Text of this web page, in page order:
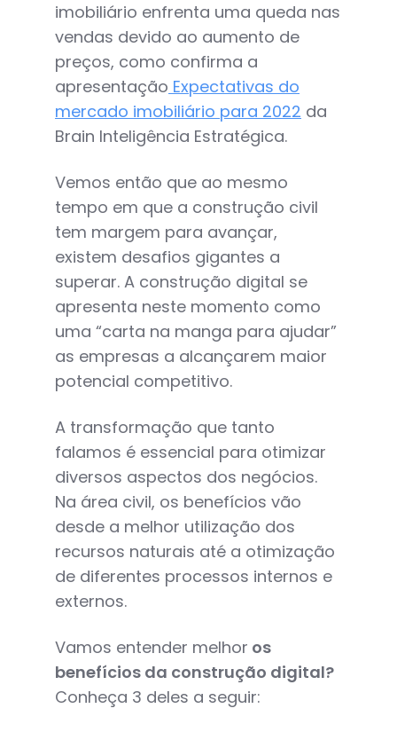
imobiliário enfrenta uma queda nas
vendas devido ao aumento de
preços, como confirma a
apresentação Expectativas do
mercado imobiliário para 2022 da
Brain Inteligência Estratégica.
Vemos então que ao mesmo
tempo em que a construção civil
tem margem para avançar,
existem desafios gigantes a
superar. A construção digital se
apresenta neste momento como
uma “carta na manga para ajudar”
as empresas a alcançarem maior
potencial competitivo.
A transformação que tanto
falamos é essencial para otimizar
diversos aspectos dos negócios.
Na área civil, os benefícios vão
desde a melhor utilização dos
recursos naturais até a otimização
de diferentes processos internos e
externos.
Vamos entender melhor os
benefícios da construção digital?
Conheça 3 deles a seguir: